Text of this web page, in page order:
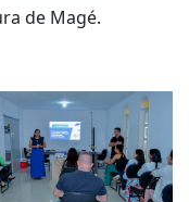
de Magé.